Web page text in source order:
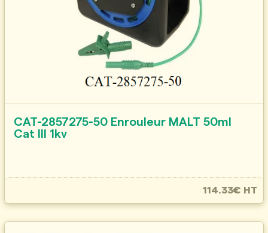
CAT-2857275-50 Enrouleur MALT 50ml
Cat III 1kv
114.33€ HT